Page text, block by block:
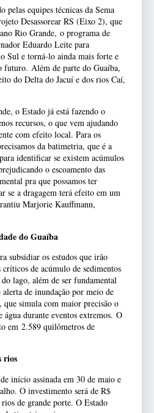
pelas equipes técnicas da Sema
Desassorear RS (Eixo 2), que
Rio Grande, o programa de
Eduardo Leite para
Sul e torná-lo ainda mais forte e
futuro. Além de parte do Guaíba,
do Delta do Jacuí e dos rios Caí,
o Estado já está fazendo o
recursos, o que vem ajudando
com efeito local. Para os
da batimetria, que é a
identificar se existem acúmulos
o escoamento das
pra que possamos ter
se a dragagem terá efeito em um
Marjorie Kauffmann,
do Guaíba
subsidiar os estudos que irão
de acúmulo de sedimentos
lago, além de ser fundamental
de inundação por meio de
simula com maior precisão o
durante eventos extremos. O
em 2.589 quilômetros de
rios
início assinada em 30 de maio e
O investimento será de R$
de grande porte. O Estado